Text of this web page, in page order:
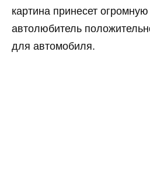
картина принесет
автолюбитель
для автомобиля.